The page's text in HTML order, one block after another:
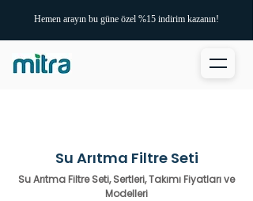
Hemen arayın bu güne özel %15 indirim kazanın!
Su Arıtma Filtre Seti
Su Arıtma Filtre Seti, Sertleri, Takımı Fiyatları ve
Modelleri